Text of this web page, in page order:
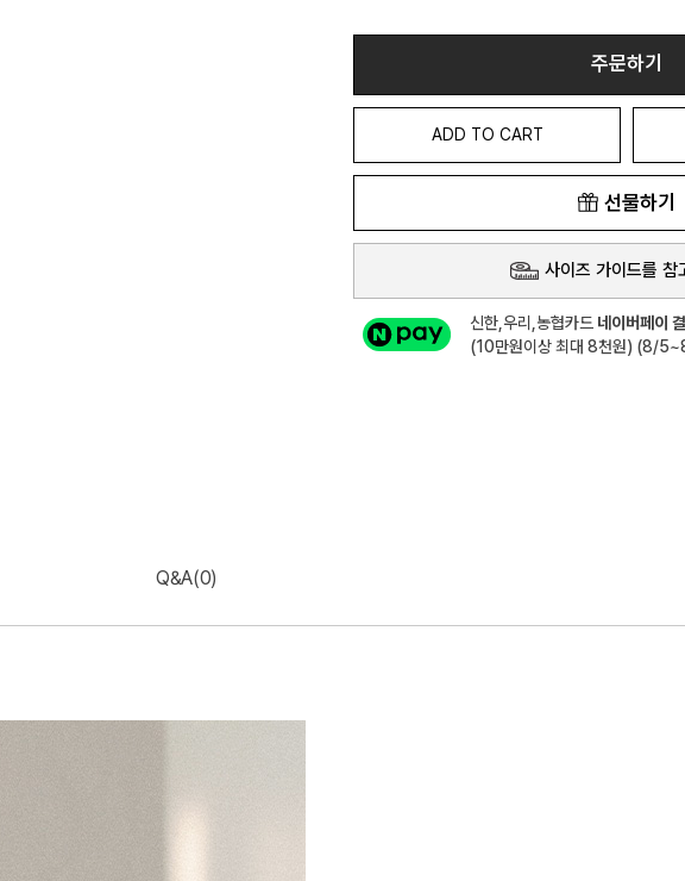
주문하기
ADD TO CART
선물하기
사이즈 가이드를 참
신한,우리,농협카드 네이버페이
(10만원이상 최대 8천원) (8/
Q&A(0)